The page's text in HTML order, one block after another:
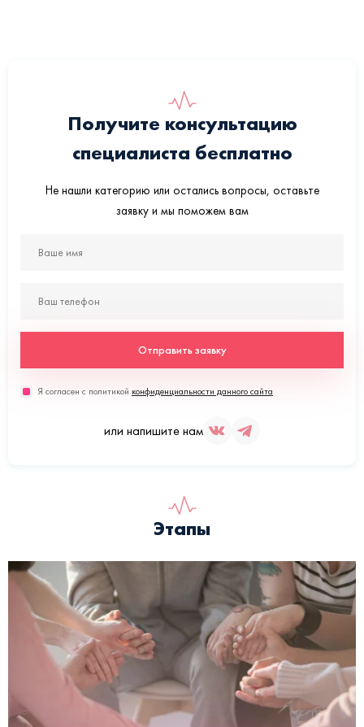
Получите консультацию
специалиста бесплатно
Не нашли категорию или остались вопросы, оставьте
заявку и мы поможем вам
Отправить заявку
Я согласен с политикой конфиденциальности данного сайта
или напишите нам
Этапы